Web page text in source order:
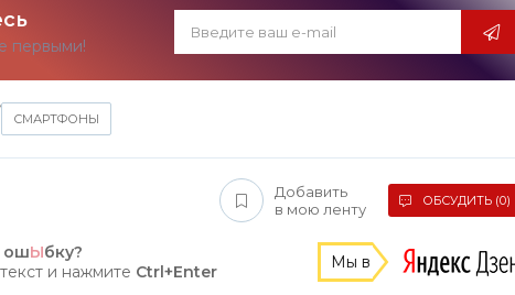
первыми!
,
СМАРТФОНЫ
Добавить
в мою ленту
ОБСУДИТЬ (0)
ошЫбку?
и нажмите Ctrl+Enter Мы в